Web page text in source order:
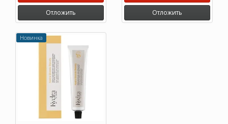
Отложить Отложить
Новинка